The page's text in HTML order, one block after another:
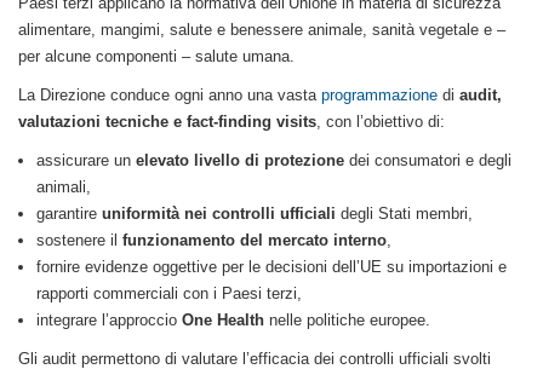
alimentare, mangimi, salute e benessere animale, sanità vegetale e –
per alcune componenti – salute umana.
La Direzione conduce ogni anno una vasta programmazione di audit,
valutazioni tecniche e fact-finding visits, con l’obiettivo di:
assicurare un elevato livello di protezione dei consumatori e degli
animali,
garantire uniformità nei controlli ufficiali degli Stati membri,
sostenere il funzionamento del mercato interno,
fornire evidenze oggettive per le decisioni dell’UE su importazioni e
rapporti commerciali con i Paesi terzi,
integrare l’approccio One Health nelle politiche europee.
Gli audit permettono di valutare l’efficacia dei controlli ufficiali svolti